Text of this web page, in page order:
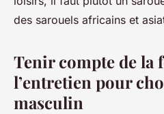
des sarouels africains et
Tenir compte de la
l’entretien pour
masculin